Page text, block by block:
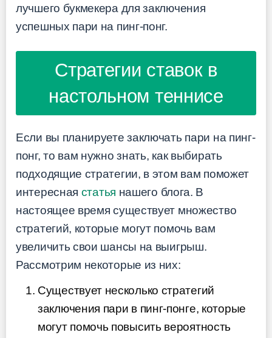
лучшего букмекера для заключения
успешных пари на пинг-понг.
Стратегии ставок в
настольном теннисе
Если вы планируете заключать пари на пинг-
понг, то вам нужно знать, как выбирать
подходящие стратегии, в этом вам поможет
интересная статья нашего блога. В
настоящее время существует множество
стратегий, которые могут помочь вам
увеличить свои шансы на выигрыш.
Рассмотрим некоторые из них:
Существует несколько стратегий
заключения пари в пинг-понге, которые
могут помочь повысить вероятность